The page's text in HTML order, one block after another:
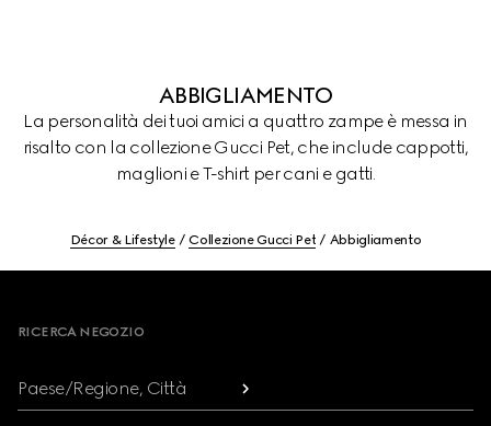
ABBIGLIAMENTO
La personalità dei tuoi amici a quattro zampe è messa in
risalto con la collezione Gucci Pet, che include cappotti,
maglioni e T-shirt per cani e gatti.
Décor & Lifestyle Collezione Gucci Pet Abbigliamento
RICERCA NEGOZIO
Paese/Regione, Città